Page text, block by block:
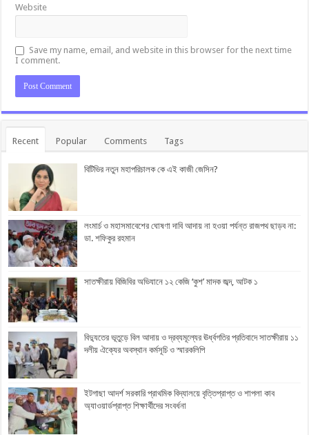
Website
Save my name, email, and website in this browser for the next time
I comment.
Recent Popular Comments Tags
বিটিভির নতুন মহাপরিচালক কে এই কাজী জেসিন?
লংমার্চ ও মহাসমাবেশের ঘোষণা দাবি আদায় না হওয়া পর্যন্ত রাজপথ ছাড়ব না:
ডা. শফিকুর রহমান
সাতক্ষীরায় বিজিবির অভিযানে ১২ কেজি ‘কুশ’ মাদক জব্দ, আটক ১
বিদ্যুতের ভূতুড়ে বিল আদায় ও দ্রব্যমূল্যের ঊর্ধ্বগতির প্রতিবাদে সাতক্ষীরায় ১১
দলীয় ঐক্যের অবস্থান কর্মসূচি ও স্মারকলিপি
ইটগাছা আদর্শ সরকারি প্রাথমিক বিদ্যালয়ে বৃত্তিপ্রাপ্ত ও শাপলা কাব
অ্যাওয়ার্ডপ্রাপ্ত শিক্ষার্থীদের সংবর্ধনা